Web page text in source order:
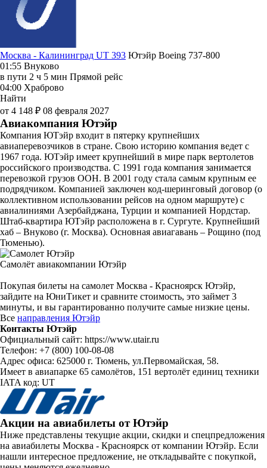
Москва - Калининград UT 393 Ютэйр Boeing 737-800
01:55 Внуково
в пути 2 ч 5 мин Прямой рейс
04:00 Храброво
Найти
от 4 148 ₽ 08 февраля 2027
Авиакомпания Ютэйр
Компания ЮТэйр входит в пятерку крупнейших
авиаперевозчиков в стране. Свою историю компания ведет с
1967 года. ЮТэйр имеет крупнейший в мире парк вертолетов
российского производства. С 1991 года компания занимается
перевозкой грузов ООН. В 2001 году стала самым крупным ее
подрядчиком. Компанией заключен код-шеринговый договор (о
коллективном использовании рейсов на одном маршруте) с
авиалиниями Азербайджана, Турции и компанией Нордстар.
Штаб-квартира ЮТэйр расположена в г. Сургуте. Крупнейший
хаб – Внуково (г. Москва). Основная авиагавань – Рощино (под
Тюменью).
Самолёт авиакомпании Ютэйр
Покупая билеты на самолет Москва - Красноярск Ютэйр,
зайдите на ЮниТикет и сравните стоимость, это займет 3
минуты, и вы гарантированно получите самые низкие цены.
Все направления Ютэйр
Контакты Ютэйр
Официальный сайт: https://www.utair.ru
Телефон: +7 (800) 100-08-08
Адрес офиса: 625000 г. Тюмень, ул.Первомайская, 58.
Имеет в авиапарке 65 самолётов, 151 вертолёт единиц техники
IATA код: UT
Акции на авиабилеты от Ютэйр
Ниже представлены текущие акции, скидки и спецпредложения
на авиабилеты Москва - Красноярск от компании Ютэйр. Если
нашли интересное предложение, не откладывайте с покупкой,